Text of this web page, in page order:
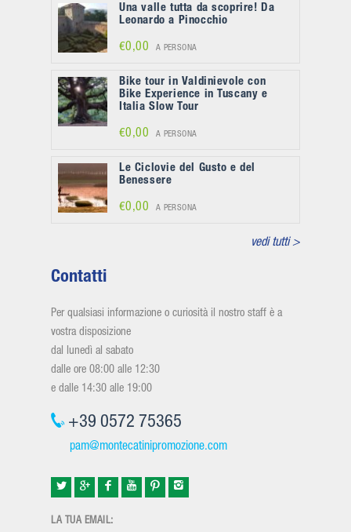
Una valle tutta da scoprire! Da
Leonardo a Pinocchio
€0,00 A PERSONA
Bike tour in Valdinievole con
Bike Experience in Tuscany e
Italia Slow Tour
€0,00 A PERSONA
Le Ciclovie del Gusto e del
Benessere
€0,00 A PERSONA
vedi tutti >
Contatti
Per qualsiasi informazione o curiosità il nostro staff è a
vostra disposizione
dal lunedì al sabato
dalle ore 08:00 alle 12:30
e dalle 14:30 alle 19:00
+39 0572 75365
pam@montecatinipromozione.com
LA TUA EMAIL: